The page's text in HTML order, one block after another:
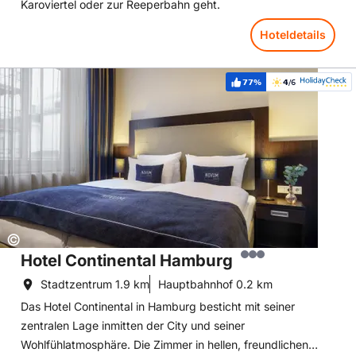
Karoviertel oder zur Reeperbahn geht.
Hoteldetails
Copyright:
©
Weiterempfehlung:
77% Bewertung:
4/6
Hotel Continental Hamburg
Stadtzentrum 1.9 km Hauptbahnhof 0.2 km
Das Hotel Continental in Hamburg besticht mit seiner
zentralen Lage inmitten der City und seiner
Wohlfühlatmosphäre. Die Zimmer in hellen, freundlichen
Hoteldetails: Hotel Continental Hamburg